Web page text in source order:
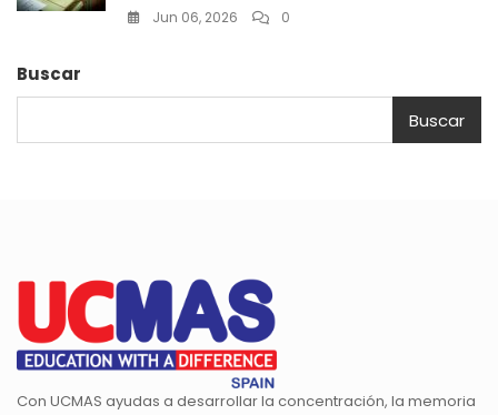
Jun 06, 2026 0
Buscar
Buscar
Con UCMAS ayudas a desarrollar la concentración, la memoria